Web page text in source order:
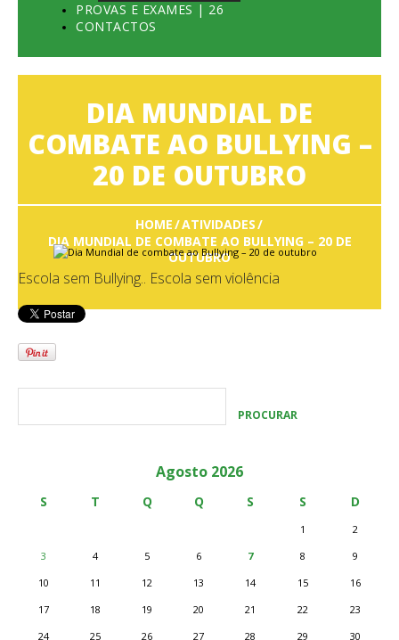
PROVAS E EXAMES | 26
CONTACTOS
DIA MUNDIAL DE
COMBATE AO BULLYING –
20 DE OUTUBRO
HOME ATIVIDADES
DIA MUNDIAL DE COMBATE AO BULLYING – 20 DE
OUTUBRO
Escola sem Bullying.. Escola sem violência
Agosto 2026
S T Q Q S S D
1
2
3
4 5 6 7 8
9
10
11 12 13 14 15
16
17
18 19 20 21 22
23
24
25 26 27 28 29 30